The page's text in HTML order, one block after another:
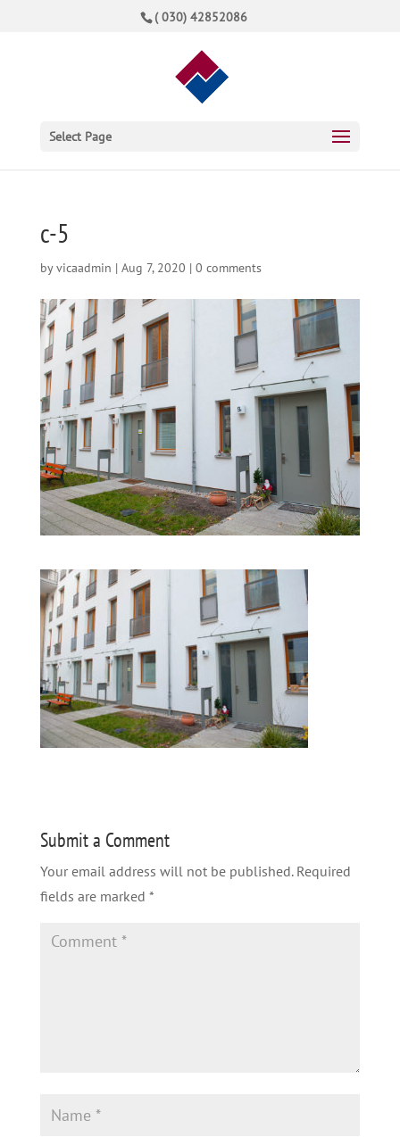
( 030) 42852086
Select Page
c-5
byvicaadmin | Aug 7, 2020 | 0 comments
Submit a Comment
Your email address will not be published. Required
fields are marked *